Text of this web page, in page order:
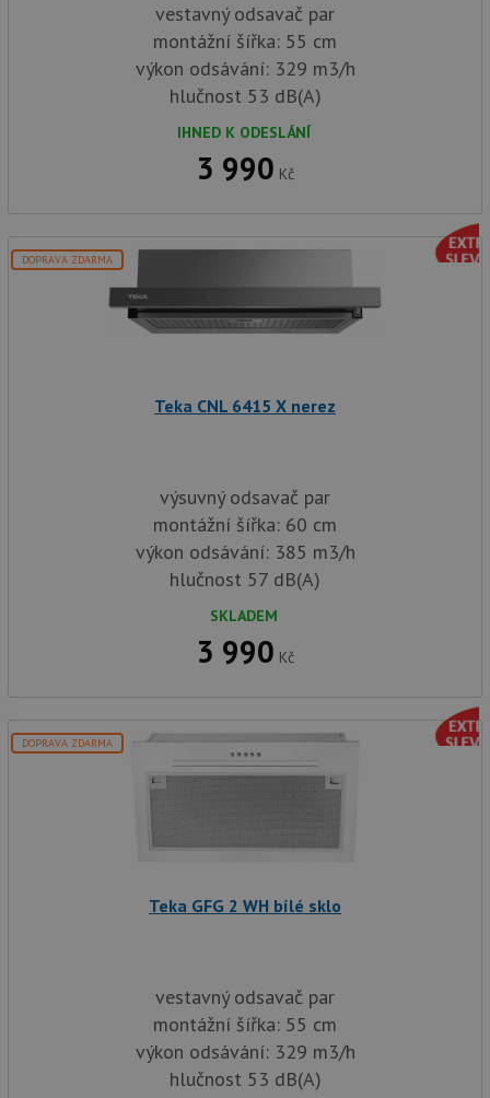
vestavný odsavač par
montážní šířka: 55 cm
výkon odsávání: 329 m3/h
hlučnost 53 dB(A)
IHNED K ODESLÁNÍ
3 990 Kč
DOPRAVA ZDARMA
Teka CNL 6415 X nerez
výsuvný odsavač par
montážní šířka: 60 cm
výkon odsávání: 385 m3/h
hlučnost 57 dB(A)
SKLADEM
3 990 Kč
DOPRAVA ZDARMA
Teka GFG 2 WH bílé sklo
vestavný odsavač par
montážní šířka: 55 cm
výkon odsávání: 329 m3/h
hlučnost 53 dB(A)